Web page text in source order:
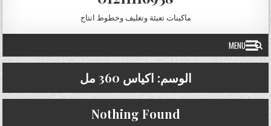
ماكينات تعبئة وتغليف وخطوط انتاج
MENU
الوسم: اكياس 360 مل
Nothing Found